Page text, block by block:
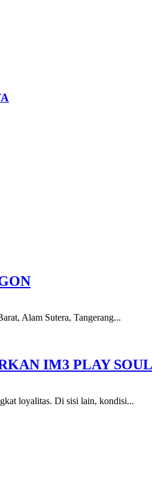
Alam Sutera, Tangerang...
IM3 PLAY
loyalitas. Di sisi lain, kondisi...